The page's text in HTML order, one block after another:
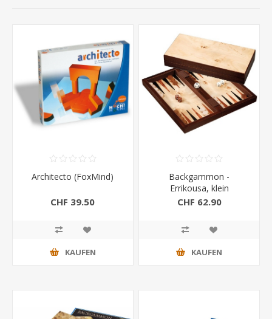
Architecto (FoxMind)
CHF 39.50
KAUFEN
Backgammon -
Errikousa, klein
CHF 62.90
KAUFEN